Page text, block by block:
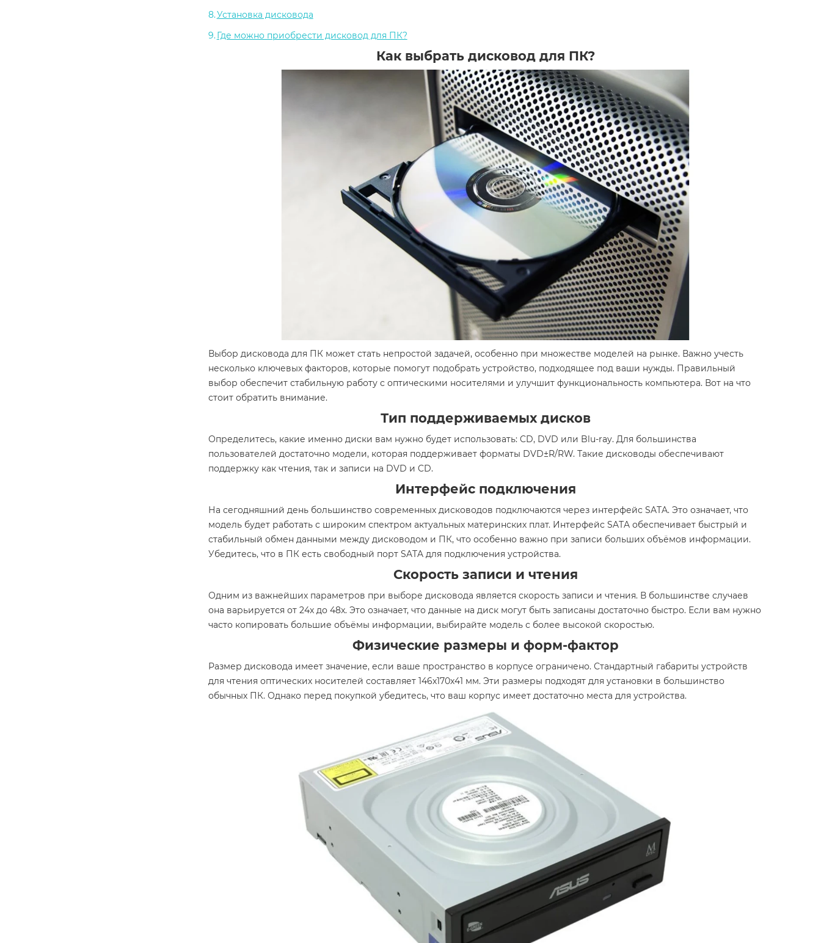
Установка дисковода
Где можно приобрести дисковод для ПК?
Как выбрать дисковод для ПК?
Выбор дисковода для ПК может стать непростой задачей, особенно при множестве моделей на рынке. Важно учесть
несколько ключевых факторов, которые помогут подобрать устройство, подходящее под ваши нужды. Правильный
выбор обеспечит стабильную работу с оптическими носителями и улучшит функциональность компьютера. Вот на что
стоит обратить внимание.
Тип поддерживаемых дисков
Определитесь, какие именно диски вам нужно будет использовать: CD, DVD или Blu-ray. Для большинства
пользователей достаточно модели, которая поддерживает форматы DVD±R/RW. Такие дисководы обеспечивают
поддержку как чтения, так и записи на DVD и CD.
Интерфейс подключения
На сегодняшний день большинство современных дисководов подключаются через интерфейс SATA. Это означает, что
модель будет работать с широким спектром актуальных материнских плат. Интерфейс SATA обеспечивает быстрый и
стабильный обмен данными между дисководом и ПК, что особенно важно при записи больших объёмов информации.
Убедитесь, что в ПК есть свободный порт SATA для подключения устройства.
Скорость записи и чтения
Одним из важнейших параметров при выборе дисковода является скорость записи и чтения. В большинстве случаев
она варьируется от 24x до 48x. Это означает, что данные на диск могут быть записаны достаточно быстро. Если вам нужно
часто копировать большие объёмы информации, выбирайте модель с более высокой скоростью.
Физические размеры и форм-фактор
Размер дисковода имеет значение, если ваше пространство в корпусе ограничено. Стандартный габариты устройств
для чтения оптических носителей составляет 146х170х41 мм. Эти размеры подходят для установки в большинство
обычных ПК. Однако перед покупкой убедитесь, что ваш корпус имеет достаточно места для устройства.